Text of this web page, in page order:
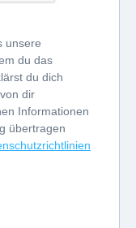
unsere
du das
du dich
dir
Informationen
übertragen